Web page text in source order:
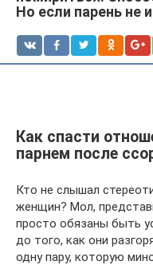
Но если парень не
Как спасти
парнем после
Кто не слышал
женщин? Мол,
просто обязаны быть
до того, как они
одну пару, которую